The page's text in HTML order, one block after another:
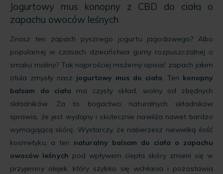
Jogurtowy mus konopny z CBD do ciała o
zapachu owoców leśnych
Znasz ten zapach pysznego jogurtu jagodowego? Albo
popularnej w czasach dzieciństwa gumy rozpuszczalnej o
smaku maliny? Tak najprościej możemy opisać zapach jakim
otula zmysły nasz jogurtowy mus do ciała. Ten konopny
balsam do ciała ma czysty skład, wolny od zbędnych
składników. Za to bogactwo naturalnych składników
sprawia, że jest wydajny i skutecznie nawilża nawet bardzo
wymagającą skórę. Wystarczy, że nabierzesz niewielką ilość
kosmetyku, a ten naturalny balsam do ciała o zapachu
owoców leśnych pod wpływem ciepła skóry zmieni się w
przyjemny olejek, który szybko się wchłania i pozostawia